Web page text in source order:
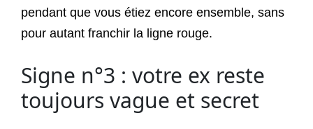
pendant que vous étiez encore ensemble, sans
pour autant franchir la ligne rouge.
Signe n°3 : votre ex reste
toujours vague et secret